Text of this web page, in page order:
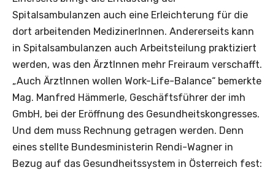
Spitalsambulanzen auch eine Erleichterung für die
dort arbeitenden MedizinerInnen. Andererseits kann
in Spitalsambulanzen auch Arbeitsteilung praktiziert
werden, was den ÄrztInnen mehr Freiraum verschafft.
„Auch ÄrztInnen wollen Work-Life-Balance“ bemerkte
Mag. Manfred Hämmerle, Geschäftsführer der imh
GmbH, bei der Eröffnung des Gesundheitskongresses.
Und dem muss Rechnung getragen werden. Denn
eines stellte Bundesministerin Rendi-Wagner in
Bezug auf das Gesundheitssystem in Österreich fest: